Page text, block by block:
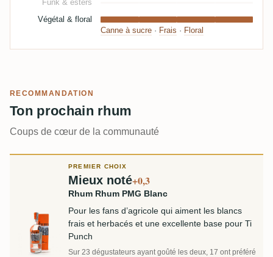
Funk & esters
Végétal & floral
Canne à sucre · Frais · Floral
RECOMMANDATION
Ton prochain rhum
Coups de cœur de la communauté
PREMIER CHOIX
Mieux noté+0,3
Rhum Rhum PMG Blanc
Pour les fans d’agricole qui aiment les blancs
frais et herbacés et une excellente base pour Ti
Punch
Sur 23 dégustateurs ayant goûté les deux, 17 ont préféré